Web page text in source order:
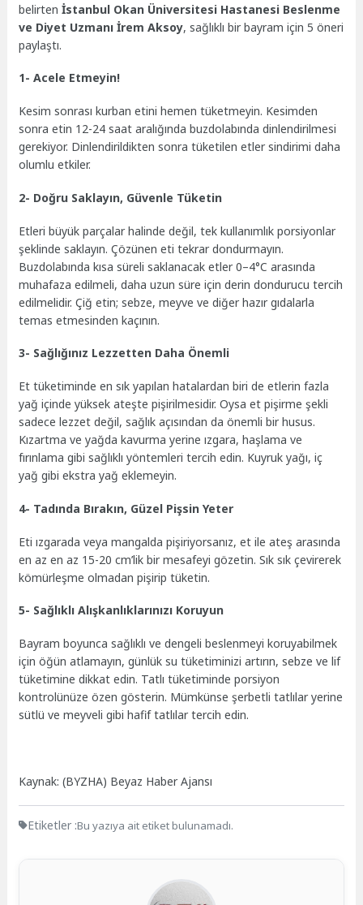
belirtenİstanbul Okan Üniversitesi Hastanesi Beslenme
ve Diyet Uzmanı İrem Aksoy, sağlıklı bir bayram için 5 öneri
paylaştı.
1- Acele Etmeyin!
Kesim sonrası kurban etini hemen tüketmeyin. Kesimden
sonra etin 12-24 saat aralığında buzdolabında dinlendirilmesi
gerekiyor. Dinlendirildikten sonra tüketilen etler sindirimi daha
olumlu etkiler.
2- Doğru Saklayın, Güvenle Tüketin
Etleri büyük parçalar halinde değil, tek kullanımlık porsiyonlar
şeklinde saklayın. Çözünen eti tekrar dondurmayın.
Buzdolabında kısa süreli saklanacak etler 0–4°C arasında
muhafaza edilmeli, daha uzun süre için derin dondurucu tercih
edilmelidir. Çiğ etin; sebze, meyve ve diğer hazır gıdalarla
temas etmesinden kaçının.
3- Sağlığınız Lezzetten Daha Önemli
Et tüketiminde en sık yapılan hatalardan biri de etlerin fazla
yağ içinde yüksek ateşte pişirilmesidir. Oysa et pişirme şekli
sadece lezzet değil, sağlık açısından da önemli bir husus.
Kızartma ve yağda kavurma yerine ızgara, haşlama ve
fırınlama gibi sağlıklı yöntemleri tercih edin. Kuyruk yağı, iç
yağ gibi ekstra yağ eklemeyin.
4- Tadında Bırakın, Güzel Pişsin Yeter
Eti ızgarada veya mangalda pişiriyorsanız, et ile ateş arasında
en az en az 15-20 cm’lik bir mesafeyi gözetin. Sık sık çevirerek
kömürleşme olmadan pişirip tüketin.
5- Sağlıklı Alışkanlıklarınızı Koruyun
Bayram boyunca sağlıklı ve dengeli beslenmeyi koruyabilmek
için öğün atlamayın, günlük su tüketiminizi artırın, sebze ve lif
tüketimine dikkat edin. Tatlı tüketiminde porsiyon
kontrolünüze özen gösterin. Mümkünse şerbetli tatlılar yerine
sütlü ve meyveli gibi hafif tatlılar tercih edin.
Kaynak: (BYZHA) Beyaz Haber Ajansı
Etiketler :Bu yazıya ait etiket bulunamadı.